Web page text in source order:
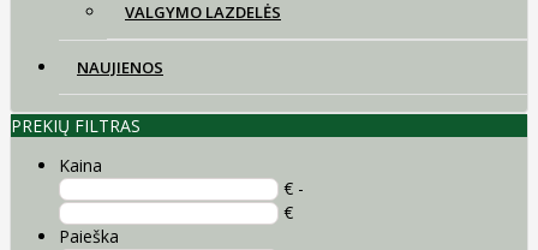
VALGYMO LAZDELĖS
NAUJIENOS
PREKIŲ FILTRAS
Kaina
€ -
€
Paieška